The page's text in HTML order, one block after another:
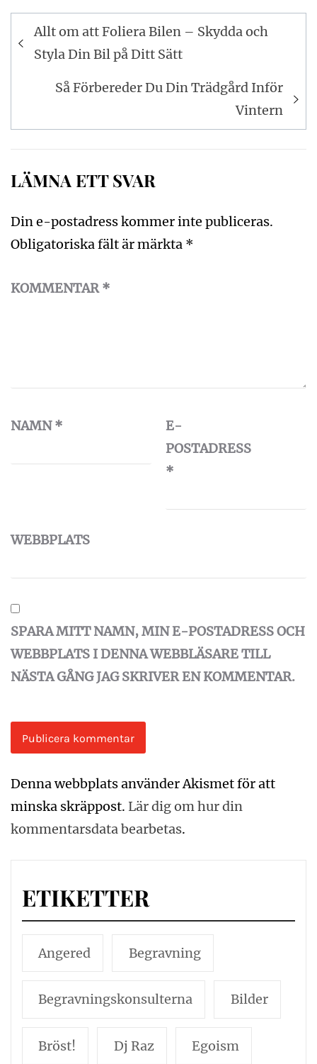
Inläggsnavigering
Allt om att Foliera Bilen – Skydda och
Styla Din Bil på Ditt Sätt
Så Förbereder Du Din Trädgård Inför
Vintern
LÄMNA ETT SVAR
Din e-postadress kommer inte publiceras.
Obligatoriska fält är märkta *
KOMMENTAR*
NAMN*
E-
POSTADRESS
*
WEBBPLATS
SPARA MITT NAMN, MIN E-POSTADRESS OCH
WEBBPLATS I DENNA WEBBLÄSARE TILL
NÄSTA GÅNG JAG SKRIVER EN KOMMENTAR.
Denna webbplats använder Akismet för att
minska skräppost. Lär dig om hur din
kommentarsdata bearbetas.
ETIKETTER
Angered Begravning
Begravningskonsulterna Bilder
Bröst! Dj Raz Egoism